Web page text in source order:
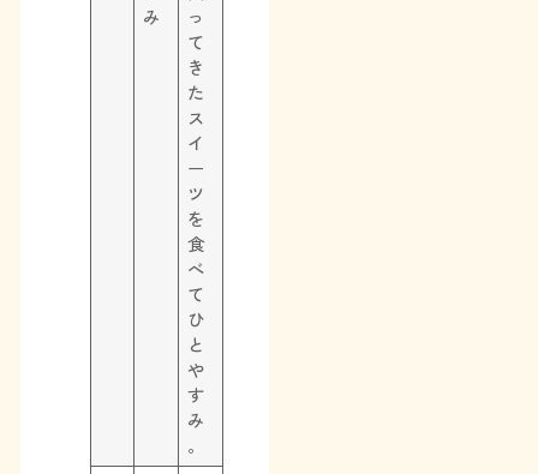
み
っ
て
き
た
ス
イ
ー
ツ
を
食
べ
て
ひ
と
や
す
み
。